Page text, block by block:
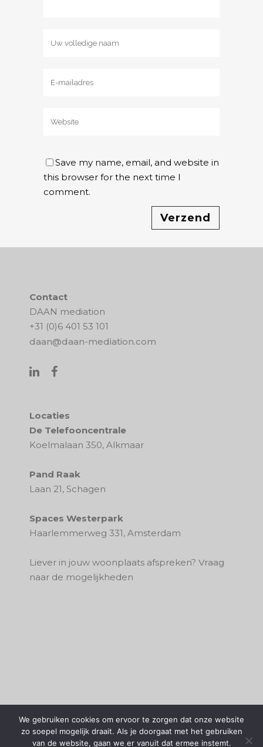
Save my name, email, and website in
this browser for the next time I
comment.
Contact
DAAN mediation
+31 (0)6 401 53 101
daan@daan-mediation.com
Locaties
De Telefooncentrale
Koelmalaan 350, Alkmaar
Pand Raak
Laan 21, Schagen
Spaces Westerpark
Haarlemmerweg 331, Amsterdam
Liever in jouw woonplaats afspreken? Vraag
naar de mogelijkheden
We gebruiken cookies om ervoor te zorgen dat onze website
zo soepel mogelijk draait. Als je doorgaat met het gebruiken
van de website, gaan we er vanuit dat ermee instemt.